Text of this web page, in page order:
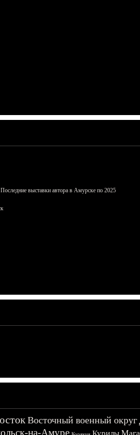
выставки автора в Амурске по 2025
Восточный военный округ
на-Амуре